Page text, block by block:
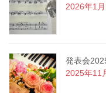
2026年1
発表会
2025年11